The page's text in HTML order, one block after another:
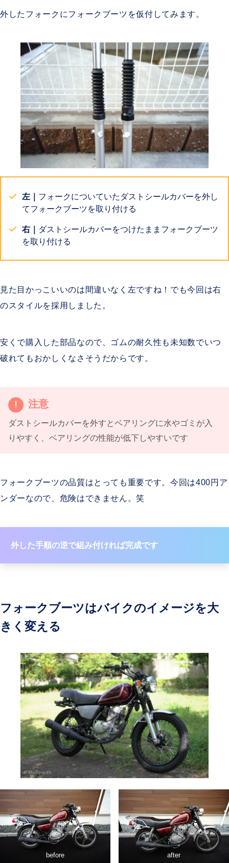
外したフォークにフォークブーツを仮付してみます。
左｜ フォークについていたダストシールカバーを外し
てフォークブーツを取り付ける
右｜ ダストシールカバーをつけたままフォークブーツ
を取り付ける
見た目かっこいいのは間違いなく左ですね！でも今回は右
のスタイルを採用しました。
安くで購入した部品なので、ゴムの耐久性も未知数でいつ
破れてもおかしくなさそうだからです。
注意
ダストシールカバーを外すとベアリングに水やゴミが入
りやすく、ベアリングの性能が低下しやすいです
フォークブーツの品質はとっても重要です。今回は400円ア
ンダーなので、危険はできません。笑
外した手順の逆で組み付ければ完成です
フォークブーツはバイクのイメージを大
きく変える
before after